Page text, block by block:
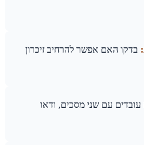
האם אפשר להרחיב זיכרון
עם שני מסכים, ודאו